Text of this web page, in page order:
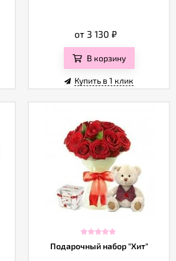
от 3 130 ₽
В корзину
Купить в 1 клик
Подарочный набор "Хит"